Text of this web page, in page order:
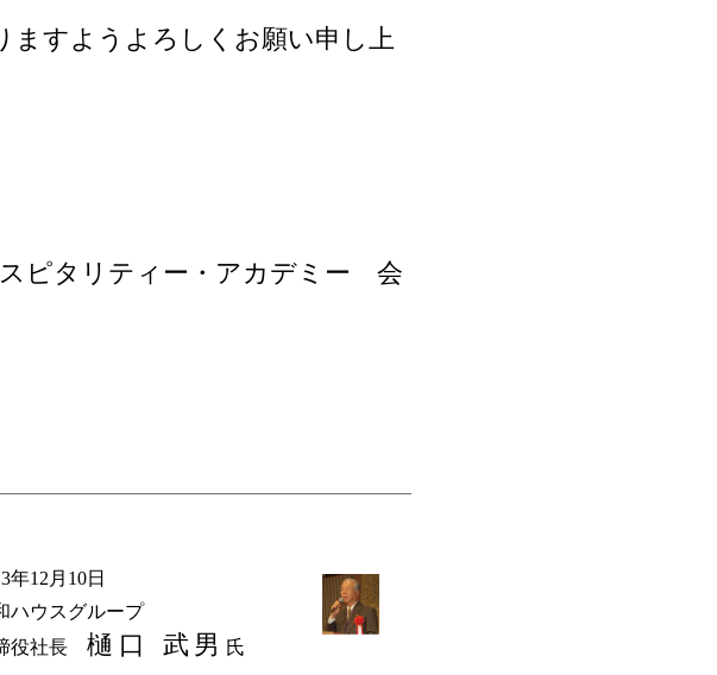
ますようよろしくお願い申し上
ピタリティー・アカデミー 会
年12月10日
ハウスグループ
役社長樋口 武男 氏